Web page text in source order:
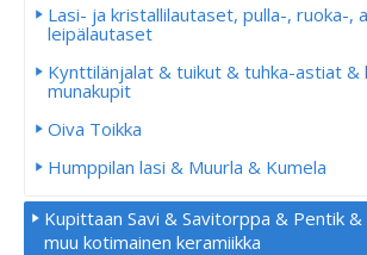
Lasi- ja kristallilautaset, pulla-, ruoka-,
leipälautaset
Kynttilänjalat & tuikut & tuhka-astiat &
munakupit
Oiva Toikka
Humppilan lasi & Muurla & Kumela
Kupittaan Savi & Savitorppa & Pentik
muu kotimainen keramiikka